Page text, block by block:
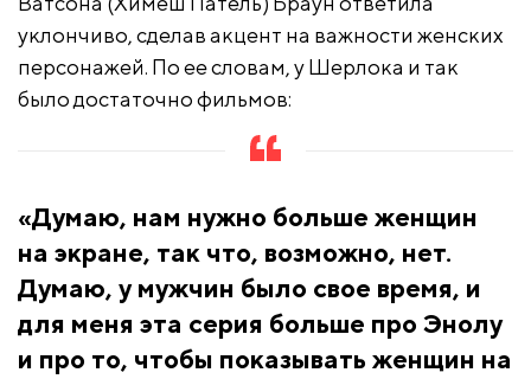
уклончиво, сделав акцент на важности женских
персонажей. По ее словам, у Шерлока и так
было достаточно фильмов:
«Думаю, нам нужно больше женщин
на экране, так что, возможно, нет.
Думаю, у мужчин было свое время, и
для меня эта серия больше про Энолу
и про то, чтобы показывать женщин на